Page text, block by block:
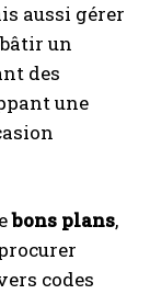
aussi gérer
un
des
une
bons plans,
codes